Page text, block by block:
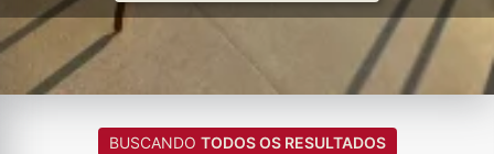
BUSCANDO TODOS OS RESULTADOS